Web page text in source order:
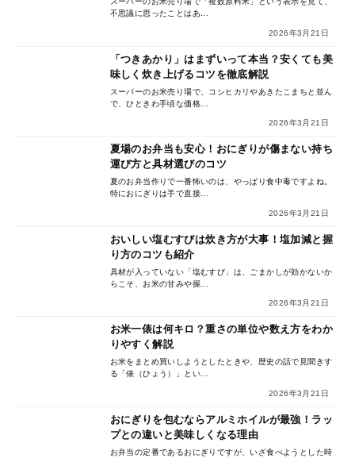
不思議に思ったことはあ...
2026年3月21日
「つきあかり」はまずいって本当？安くても美
味しく炊き上げるコツを徹底解説
スーパーのお米売り場で、コシヒカリやあきたこまちと並ん
で、ひときわ手頃な価格...
2026年3月21日
夏場のお弁当も安心！おにぎりが傷まない持ち
運び方と具材選びのコツ
夏のお弁当作りで一番怖いのは、やっぱり食中毒ですよね。
特におにぎりは手で直接...
2026年3月21日
おいしい塩むすびは炊き方が大事！塩加減と握
り方のコツも紹介
具材が入っていない「塩むすび」は、ごまかしが効かないか
らこそ、お米の甘みや握...
2026年3月21日
お米一俵は何キロ？重さの単位や数え方をわか
りやすく解説
お米をまとめ買いしようとしたときや、歴史の話で見聞きす
る「俵（ひょう）」とい...
2026年3月21日
おにぎりを包むならアルミホイルが最強！ラッ
プとの違いと美味しくなる理由
お弁当の定番であるおにぎりですが、いざ食べようとした時